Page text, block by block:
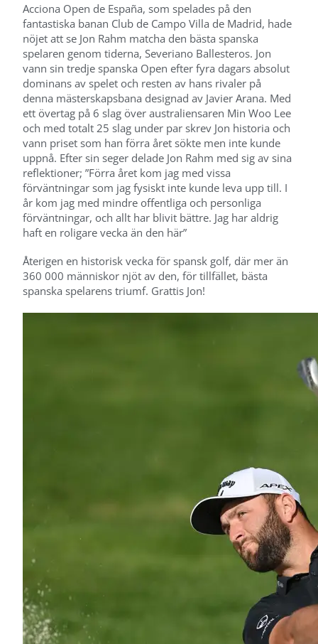
Acciona Open de España, som spelades på den
fantastiska banan Club de Campo Villa de Madrid, hade
nöjet att se Jon Rahm matcha den bästa spanska
spelaren genom tiderna, Severiano Ballesteros. Jon
vann sin tredje spanska Open efter fyra dagars absolut
dominans av spelet och resten av hans rivaler på
denna mästerskapsbana designad av Javier Arana. Med
ett övertag på 6 slag över australiensaren Min Woo Lee
och med totalt 25 slag under par skrev Jon historia och
vann priset som han förra året sökte men inte kunde
uppnå. Efter sin seger delade Jon Rahm med sig av sina
reflektioner; ”Förra året kom jag med vissa
förväntningar som jag fysiskt inte kunde leva upp till. I
år kom jag med mindre offentliga och personliga
förväntningar, och allt har blivit bättre. Jag har aldrig
haft en roligare vecka än den här”
Återigen en historisk vecka för spansk golf, där mer än
360 000 människor njöt av den, för tillfället, bästa
spanska spelarens triumf. Grattis Jon!